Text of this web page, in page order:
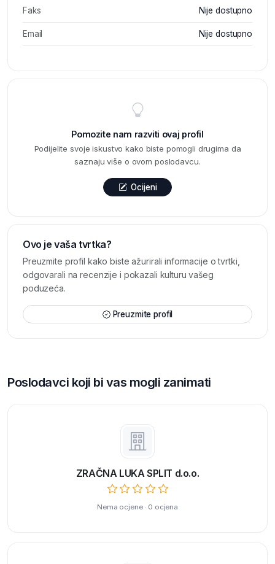
Faks Nije dostupno
Email Nije dostupno
Pomozite nam razviti ovaj profil
Podijelite svoje iskustvo kako biste pomogli drugima da
saznaju više o ovom poslodavcu.
Ocijeni
Ovo je vaša tvrtka?
Preuzmite profil kako biste ažurirali informacije o tvrtki,
odgovarali na recenzije i pokazali kulturu vašeg
poduzeća.
Preuzmite profil
Poslodavci koji bi vas mogli zanimati
ZRAČNA LUKA SPLIT d.o.o.
Nema ocjene · 0 ocjena